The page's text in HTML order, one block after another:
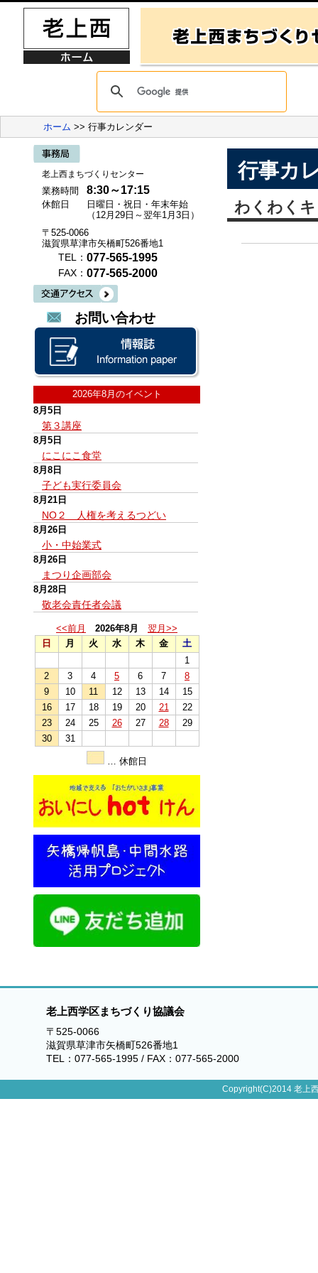
ホーム >> 行事カレンダー
老上西まちづくりセンター
業務時間 8:30～17:15
休館日
日曜日・祝日・年末年始
（12月29日～翌年1月3日）
〒525-0066
滋賀県草津市矢橋町526番地1
TEL： 077-565-1995
FAX： 077-565-2000
お問い合わせ
2026年8月のイベント
8月5日
第３講座
8月5日
にこにこ食堂
8月8日
子ども実行委員会
8月21日
NO２ 人権を考えるつどい
8月26日
小・中始業式
8月26日
まつり企画部会
8月28日
敬老会責任者会議
<<前月 2026年8月
翌月>>
日
月 火 水 木 金
土
1
2
3 4 5 6 7
8
9
10 11 12 13 14
15
16
17 18 19 20 21
22
23
24 25 26 27 28
29
30
31
… 休館日
行事カ
わくわく
老上西学区まちづくり協議会
〒525-0066
滋賀県草津市矢橋町526番地1
TEL：077-565-1995 / FAX：077-565-2000
Copyright(C)2014 老上